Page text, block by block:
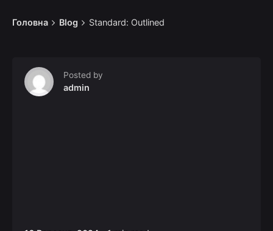
Головна Blog Standard: Outlined
Posted by
admin